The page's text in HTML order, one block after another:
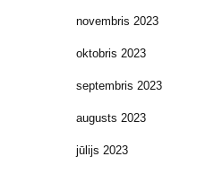
novembris 2023
oktobris 2023
septembris 2023
augusts 2023
jūlijs 2023